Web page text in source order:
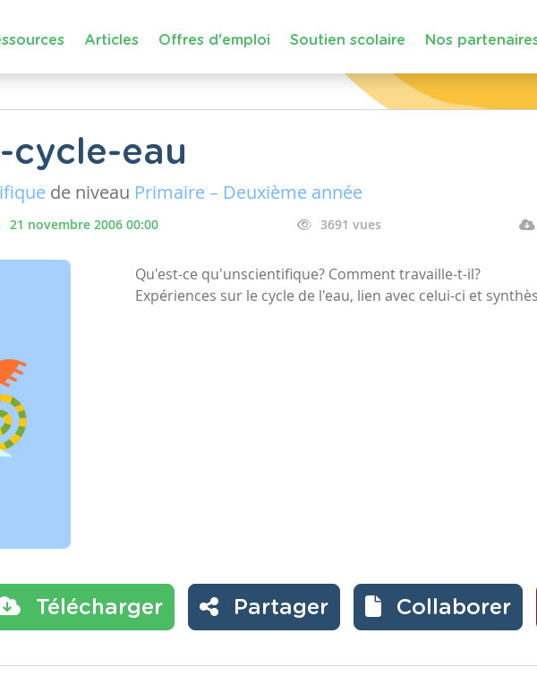
Articles Offres d'emploi Soutien scolaire Nos
cycle-eau
de niveau Primaire – Deuxième année
21 novembre 2006 00:00 3691 vues
Qu'est-ce qu'unscientifique? Comment travaille-t-il?
Expériences sur le cycle de l'eau, lien avec celui-ci et
Télécharger Partager Collaborer